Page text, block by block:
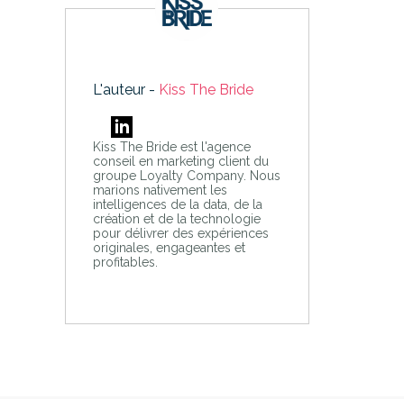
L'auteur - Kiss The Bride
Kiss The Bride est l'agence
conseil en marketing client du
groupe Loyalty Company. Nous
marions nativement les
intelligences de la data, de la
création et de la technologie
pour délivrer des expériences
originales, engageantes et
profitables.